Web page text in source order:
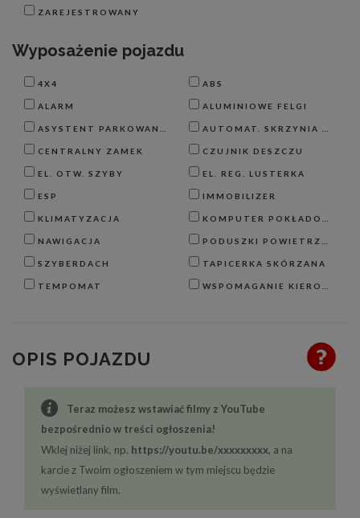
ZAREJESTROWANY
Wyposażenie pojazdu
4X4 ABS
ALARM ALUMINIOWE FELGI
ASYSTENT PARKOWANIA AUTOMAT. SKRZYNIA BIEGÓW
CENTRALNY ZAMEK CZUJNIK DESZCZU
EL. OTW. SZYBY EL. REG. LUSTERKA
ESP IMMOBILIZER
KLIMATYZACJA KOMPUTER POKŁADOWY
NAWIGACJA PODUSZKI POWIETRZNE
SZYBERDACH TAPICERKA SKÓRZANA
TEMPOMAT WSPOMAGANIE KIEROWNICY
OPIS POJAZDU
Teraz możesz wstawiać filmy z YouTube
bezpośrednio w treści ogłoszenia!
Wklej niżej link, np. https://youtu.be/xxxxxxxxx, a na
karcie z Twoim ogłoszeniem w tym miejscu będzie
wyświetlany film.